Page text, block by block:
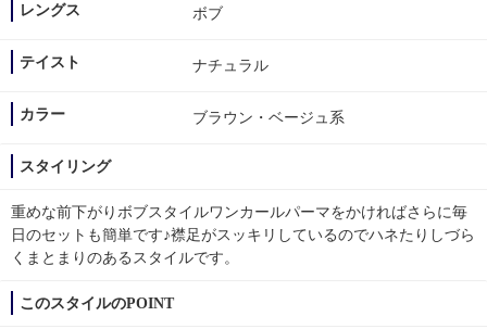
レングス ボブ
テイスト ナチュラル
カラー ブラウン・ベージュ系
スタイリング
重めな前下がりボブスタイルワンカールパーマをかければさらに毎
日のセットも簡単です♪襟足がスッキリしているのでハネたりしづら
くまとまりのあるスタイルです。
このスタイルのPOINT